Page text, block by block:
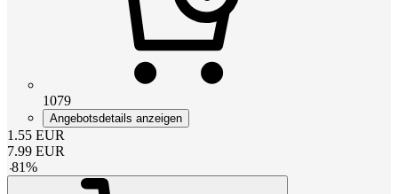
1079
Angebotsdetails anzeigen
1.55 EUR
7.99 EUR
-81%